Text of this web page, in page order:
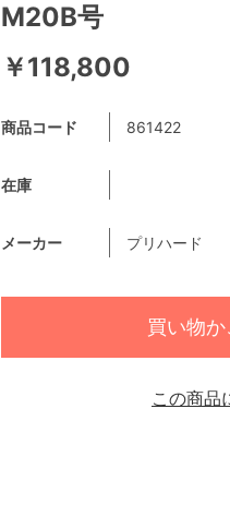
M20B号
￥118,800
商品コード 861422
在庫
メーカー プリハード
買い物
この商品